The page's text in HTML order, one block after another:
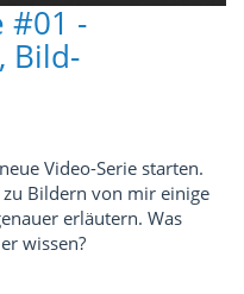
#01 -
Bild-
Video-Serie starten.
Bildern von mir einige
erläutern. Was
wissen?